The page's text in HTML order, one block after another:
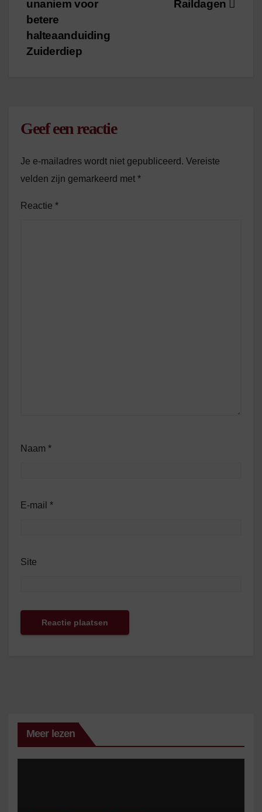
Raildagen
unaniem voor
betere
halteaanduiding
Zuiderdiep
Geef een reactie
Je e-mailadres wordt niet gepubliceerd. Vereiste
velden zijn gemarkeerd met *
Reactie *
Naam *
E-mail *
Site
Meer lezen